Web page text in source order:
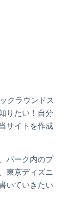
クラウンドス
りたい！自分
サイトを作成
パーク内のプ
東京ディズニ
いていきたい